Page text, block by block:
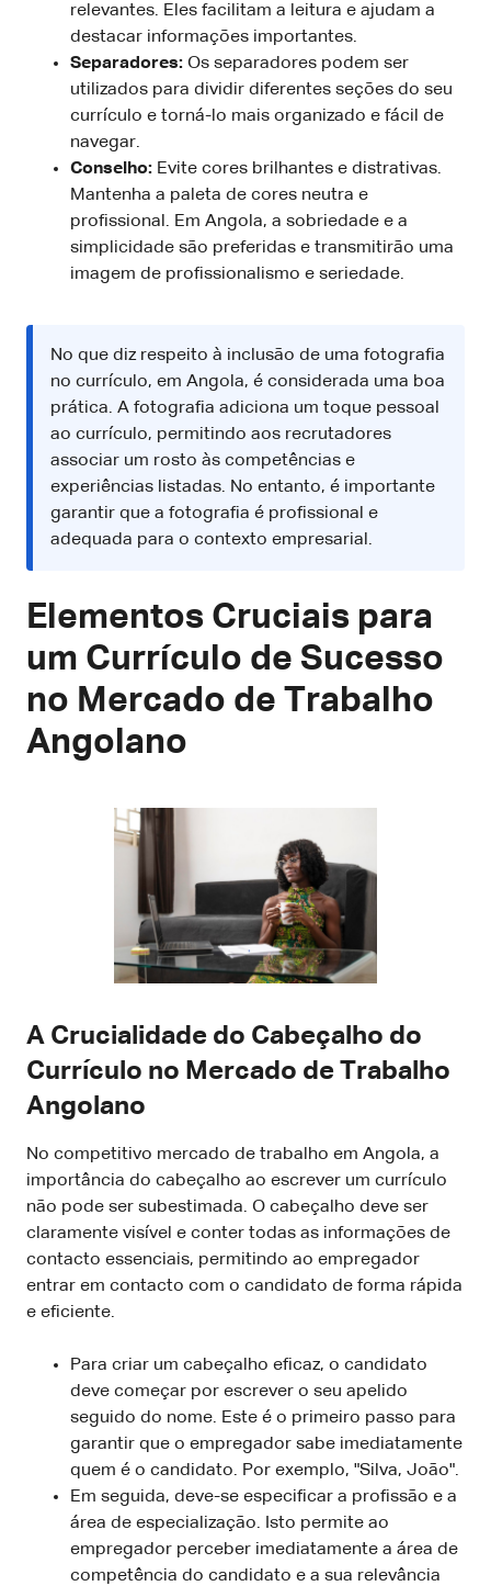
relevantes. Eles facilitam a leitura e ajudam a
destacar informações importantes.
Separadores: Os separadores podem ser
utilizados para dividir diferentes seções do seu
currículo e torná-lo mais organizado e fácil de
navegar.
Conselho: Evite cores brilhantes e distrativas.
Mantenha a paleta de cores neutra e
profissional. Em Angola, a sobriedade e a
simplicidade são preferidas e transmitirão uma
imagem de profissionalismo e seriedade.
No que diz respeito à inclusão de uma fotografia
no currículo, em Angola, é considerada uma boa
prática. A fotografia adiciona um toque pessoal
ao currículo, permitindo aos recrutadores
associar um rosto às competências e
experiências listadas. No entanto, é importante
garantir que a fotografia é profissional e
adequada para o contexto empresarial.
Elementos Cruciais para
um Currículo de Sucesso
no Mercado de Trabalho
Angolano
A Crucialidade do Cabeçalho do
Currículo no Mercado de Trabalho
Angolano
No competitivo mercado de trabalho em Angola, a
importância do cabeçalho ao escrever um currículo
não pode ser subestimada. O cabeçalho deve ser
claramente visível e conter todas as informações de
contacto essenciais, permitindo ao empregador
entrar em contacto com o candidato de forma rápida
e eficiente.
Para criar um cabeçalho eficaz, o candidato
deve começar por escrever o seu apelido
seguido do nome. Este é o primeiro passo para
garantir que o empregador sabe imediatamente
quem é o candidato. Por exemplo, "Silva, João".
Em seguida, deve-se especificar a profissão e a
área de especialização. Isto permite ao
empregador perceber imediatamente a área de
competência do candidato e a sua relevância